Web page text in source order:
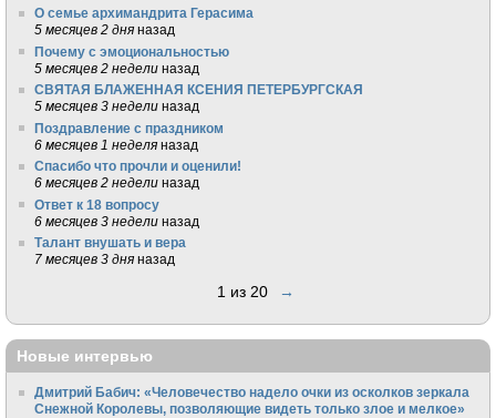
О семье архимандрита Герасима
5 месяцев 2 дня назад
Почему с эмоциональностью
5 месяцев 2 недели назад
СВЯТАЯ БЛАЖЕННАЯ КСЕНИЯ ПЕТЕРБУРГСКАЯ
5 месяцев 3 недели назад
Поздравление с праздником
6 месяцев 1 неделя назад
Спасибо что прочли и оценили!
6 месяцев 2 недели назад
Ответ к 18 вопросу
6 месяцев 3 недели назад
Талант внушать и вера
7 месяцев 3 дня назад
1 из 20 →
Новые интервью
Дмитрий Бабич: «Человечество надело очки из осколков зеркала
Снежной Королевы, позволяющие видеть только злое и мелкое»